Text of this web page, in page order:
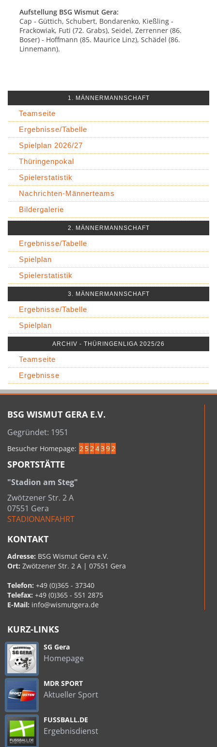
Aufstellung BSG Wismut Gera:
Cap - Güttich, Schubert, Bondarenko, Kießling -
Frackowiak, Futi (72. Grabs), Seidel, Zerrenner (86.
Boser) - Hoffmann (85. Maurice Linz), Schädel (86.
Linnemann).
1. MÄNNERMANNSCHAFT
Teamseite
Ergebnisse/Tabelle
Spielplan 2026/27
Thüringenpokal
Spielerstatistik
Nachrichten-Männerteams
Bildergalerie
2. MÄNNERMANNSCHAFT
Ergebnisse/Tabelle
Spielplan
Spielerstatistik
3. MÄNNERMANNSCHAFT
Ergebnisse/Tabelle
Spielplan
ARCHIV - THÜRINGENLIGA 2025/26
Teamseite
Ergebnisse
BSG WISMUT GERA E.V.
Gegründet: 1951
Besucher Homepage: 2 5243 92
SPORTSTÄTTE
"Stadion am Steg"
Zwötzener Str. 2 A
07551 Gera
STADIONANFAHRT
KONTAKT
Adresse: BSG Wismut Gera e.V.
Ort: Zwötzener Str. 2 A | 07551 Gera
Telefon: +49 (0)365 - 37340
Telefax: +49 (0)365 - 551 2875
E-Mail: info@wismutgera.de
KURZ-LINKS
SG Gera
Homepage
MDR SPORT
Aktueller Sport
FUSSBALL.DE
Ergebnisdienst